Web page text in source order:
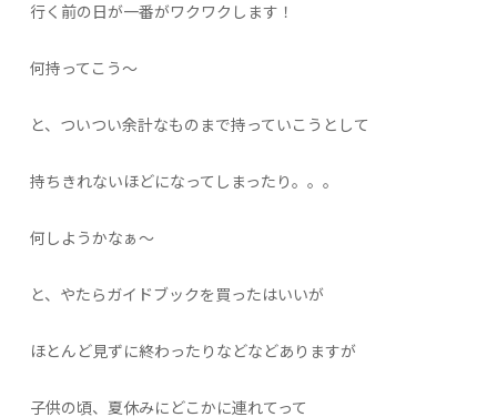
行く前の日が一番がワクワクします！
何持ってこう～
と、ついつい余計なものまで持っていこうとして
持ちきれないほどになってしまったり。。。
何しようかなぁ～
と、やたらガイドブックを買ったはいいが
ほとんど見ずに終わったりなどなどありますが
子供の頃、夏休みにどこかに連れてって